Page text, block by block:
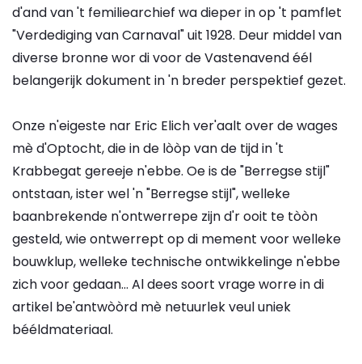
d'and van 't femiliearchief wa dieper in op 't pamflet
"Verdediging van Carnaval" uit 1928. Deur middel van
diverse bronne wor di voor de Vastenavend éél
belangerijk dokument in 'n breder perspektief gezet.
Onze n'eigeste nar Eric Elich ver'aalt over de wages
mè d'Optocht, die in de lòòp van de tijd in 't
Krabbegat gereeje n'ebbe. Oe is de "Berregse stijl"
ontstaan, ister wel 'n "Berregse stijl", welleke
baanbrekende n'ontwerrepe zijn d'r ooit te tòòn
gesteld, wie ontwerrept op di mement voor welleke
bouwklup, welleke technische ontwikkelinge n'ebbe
zich voor gedaan... Al dees soort vrage worre in di
artikel be'antwòòrd mè netuurlek veul uniek
bééldmateriaal.